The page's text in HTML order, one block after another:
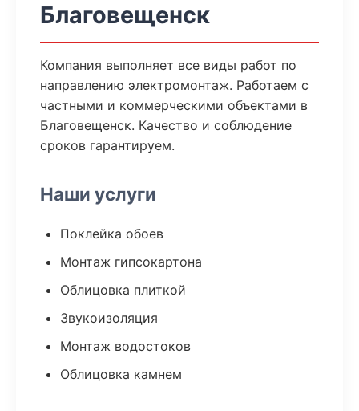
Благовещенск
Компания выполняет все виды работ по
направлению электромонтаж. Работаем с
частными и коммерческими объектами в
Благовещенск. Качество и соблюдение
сроков гарантируем.
Наши услуги
Поклейка обоев
Монтаж гипсокартона
Облицовка плиткой
Звукоизоляция
Монтаж водостоков
Облицовка камнем